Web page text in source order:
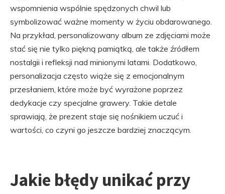
wspomnienia wspólnie spędzonych chwil lub
symbolizować ważne momenty w życiu obdarowanego.
Na przykład, personalizowany album ze zdjęciami może
stać się nie tylko piękną pamiątką, ale także źródłem
nostalgii i refleksji nad minionymi latami. Dodatkowo,
personalizacja często wiąże się z emocjonalnym
przesłaniem, które może być wyrażone poprzez
dedykacje czy specjalne grawery. Takie detale
sprawiają, że prezent staje się nośnikiem uczuć i
wartości, co czyni go jeszcze bardziej znaczącym.
Jakie błędy unikać przy